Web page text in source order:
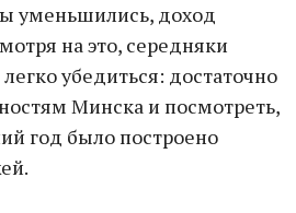
уменьшились, доход
на это, середняки
убедиться: достаточно
Минска и посмотреть,
год было построено